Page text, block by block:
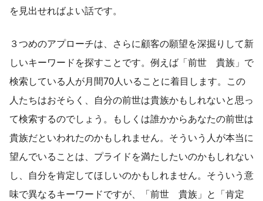
を見出せればよい話です。
３つめのアプローチは、さらに顧客の願望を深掘りして新
しいキーワードを探すことです。例えば「前世 貴族」で
検索している人が月間70人いることに着目します。この
人たちはおそらく、自分の前世は貴族かもしれないと思っ
て検索するのでしょう。もしくは誰かからあなたの前世は
貴族だといわれたのかもしれません。そういう人が本当に
望んでいることは、プライドを満たしたいのかもしれない
し、自分を肯定してほしいのかもしれません。そういう意
味で異なるキーワードですが、「前世 貴族」と「肯定